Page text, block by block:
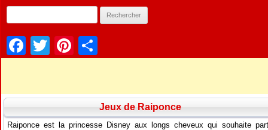
Facebook
TwitterPinterest
Jeux de Raiponce
Raiponce est la princesse Disney aux longs cheveux qui souhaite